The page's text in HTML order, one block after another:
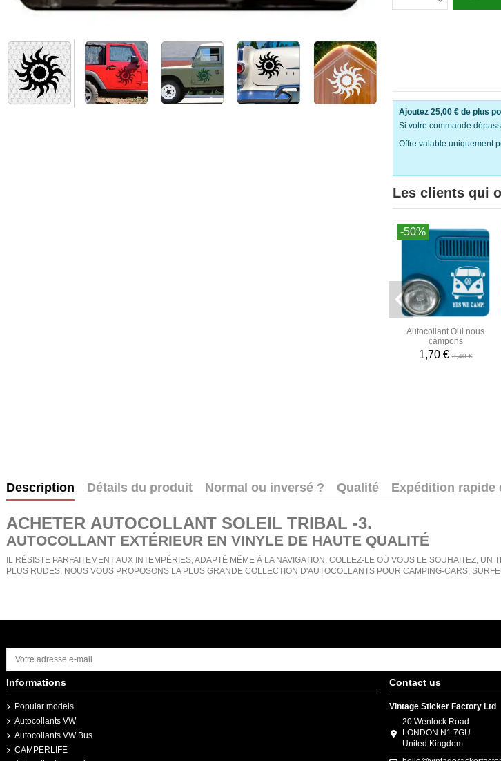
Ajoutez 25,00 € de plus
Si votre commande
Offre valable uniquement
Les clients qui
-50%
Autocollant Oui nous
campons
1,70 €3,40 €
Description Détails du produit Normal ou inversé ? Qualité Expédition rapide
ACHETER AUTOCOLLANT SOLEIL TRIBAL -3.
AUTOCOLLANT EXTÉRIEUR EN VINYLE DE HAUTE QUALITÉ
IL RÉSISTE PARFAITEMENT AUX INTEMPÉRIES, ADAPTÉ MÊME À LA NAVIGATION. COLLEZ-LE OÙ VOUS LE SOUHAITEZ,
PLUS RUDES. NOUS VOUS PROPOSONS LA PLUS GRANDE COLLECTION D'AUTOCOLLANTS POUR CAMPING-CARS,
Informations
Popular models
Autocollants VW
Autocollants VW Bus
CAMPERLIFE
Contact us
Vintage Sticker Factory Ltd
20 Wenlock Road
LONDON N1 7GU
United Kingdom